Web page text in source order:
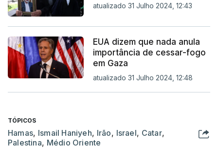
atualizado 31 Julho 2024, 12:43
EUA dizem que nada anula
importância de cessar-fogo
em Gaza
atualizado 31 Julho 2024, 12:48
TÓPICOS
Hamas, Ismail Haniyeh, Irão, Israel, Catar,
Palestina, Médio Oriente